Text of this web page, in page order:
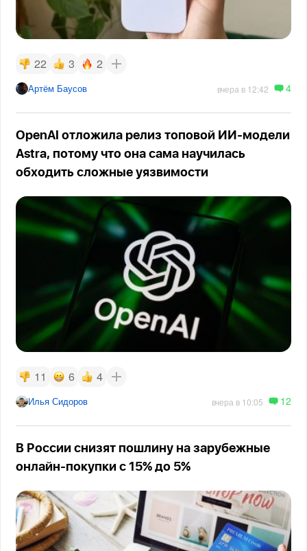
22 3 2
Артём Баусов вчера в 12:42 4
OpenAI отложила релиз топовой ИИ-модели
Astra, потому что она сама научилась
обходить сложные уязвимости
11 6 4
Илья Сидоров вчера в 10:05 12
В России снизят пошлину на зарубежные
онлайн-покупки с 15% до 5%